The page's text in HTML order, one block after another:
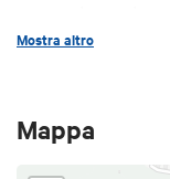
allestito nel
tematica
Mostra altro
Mappa